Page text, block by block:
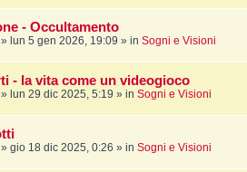
- Occultamento
lun 5 gen 2026, 19:09 » in Sogni e Visioni
- la vita come un videogioco
lun 29 dic 2025, 5:19 » in Sogni e Visioni
gio 18 dic 2025, 0:26 » in Sogni e Visioni